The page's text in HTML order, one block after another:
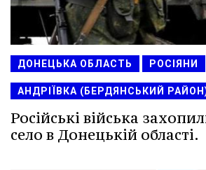
ДОНЕЦЬКА ОБЛАСТЬ РОСІЯНИ
АНДРІЇВКА (БЕРДЯНСЬКИЙ
Російські війська
село в Донецькій області.